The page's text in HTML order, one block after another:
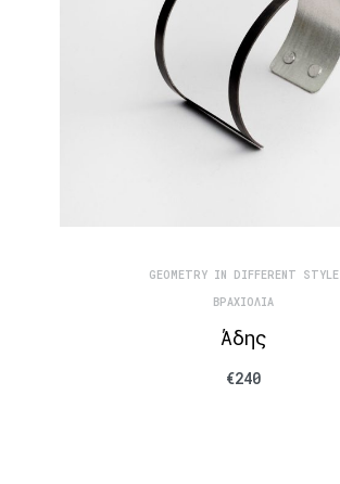
GEOMETRY IN DIFFERENT STYLE
ΒΡΑΧΙΌΛΙΑ
Άδης
€240